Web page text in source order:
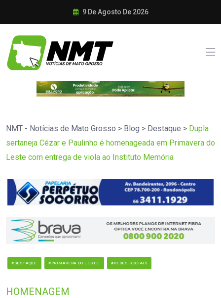
9 De Agosto De 2026
NMT - Notícias de Mato Grosso > Blog > Destaque > Dupla
sertaneja Cézar e Paulinho é homenageada em Primavera do
Leste com entrega de viola ao Instituto Memória
#DESTAQUE #PRIMAVERA DO LESTE #REDES SOCIAIS
HOMENAGEM